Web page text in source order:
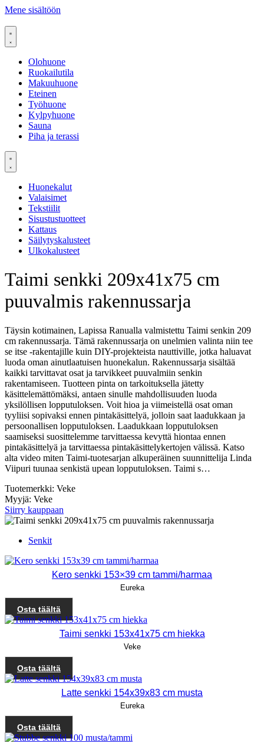
Mene sisältöön
Olohuone
Ruokailutila
Makuuhuone
Eteinen
Työhuone
Kylpyhuone
Sauna
Piha ja terassi
Huonekalut
Valaisimet
Tekstiilit
Sisustustuotteet
Kattaus
Säilytyskalusteet
Ulkokalusteet
Taimi senkki 209x41x75 cm
puuvalmis rakennussarja
Täysin kotimainen, Lapissa Ranualla valmistettu Taimi senkin 209
cm rakennussarja. Tämä rakennussarja on unelmien valinta niin tee
se itse -rakentajille kuin DIY-projekteista nauttiville, jotka haluavat
luoda oman ainutlaatuisen huonekalun. Rakennussarja sisältää
kaikki tarvittavat osat ja tarvikkeet puuvalmiin senkin
rakentamiseen. Tuotteen pinta on tarkoituksella jätetty
käsittelemättömäksi, antaen sinulle mahdollisuuden luoda
yksilöllisen lopputuloksen. Voit hioa ja viimeistellä osat oman
tyyliisi sopivaksi ennen pintakäsittelyä, jolloin saat laadukkaan ja
persoonallisen lopputuloksen. Laadukkaan lopputuloksen
saamiseksi suosittelemme tarvittaessa kevyttä hiontaa ennen
pintakäsittelyä ja tarvittaessa pintakäsittelykertojen välissä. Katso
alta video miten Taimi-tuotesarjan alkuperäinen suunnittelija Linda
Viipuri tuunaa senkistä upean lopputuloksen. Taimi s…
Tuotemerkki: Veke
Myyjä: Veke
Siirry kauppaan
Senkit
Kero senkki 153×39 cm tammi/harmaa
Eureka
Osta täältä
Taimi senkki 153x41x75 cm hiekka
Veke
Osta täältä
Latte senkki 154x39x83 cm musta
Eureka
Osta täältä